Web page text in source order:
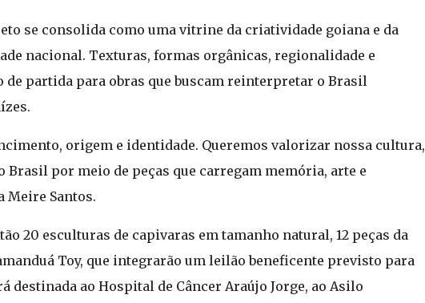
se consolida como uma vitrine da criatividade goiana e da
nacional. Texturas, formas orgânicas, regionalidade e
partida para obras que buscam reinterpretar o Brasil
origem e identidade. Queremos valorizar nossa cultura,
Brasil por meio de peças que carregam memória, arte e
Meire Santos.
20 esculturas de capivaras em tamanho natural, 12 peças da
Toy, que integrarão um leilão beneficente previsto para
destinada ao Hospital de Câncer Araújo Jorge, ao Asilo